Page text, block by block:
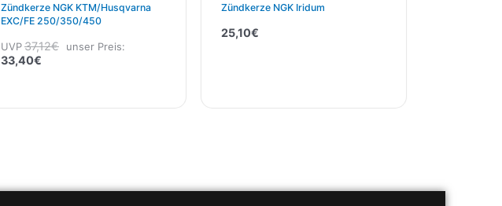
Zündkerze NGK KTM/Husqvarna
EXC/FE 250/350/450
UVP37,12€ unser Preis:
33,40€
Zündkerze NGK Iridum
25,10€